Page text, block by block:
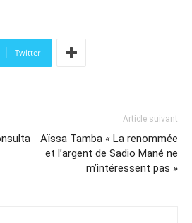
Twitter
Article suivant
Aïssa Tamba « La renommée
et l’argent de Sadio Mané ne
m’intéressent pas »